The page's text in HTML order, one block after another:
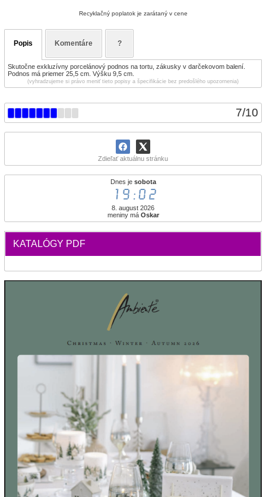
7/10
Zdieľať aktuálnu stránku
Dnes je sobota
19:02
8. august 2026
meniny má Oskar
KATALÓGY PDF
Recyklačný poplatok je zarátaný v cene
Popis Komentáre ?
Skutočne exkluzívny porcelánový podnos na tortu, zákusky v darčekovom balení.
Podnos má priemer 25,5 cm. Výšku 9,5 cm.
(vyhradzujeme si právo meniť tieto popisy a špecifikácie bez predošlého upozornenia)